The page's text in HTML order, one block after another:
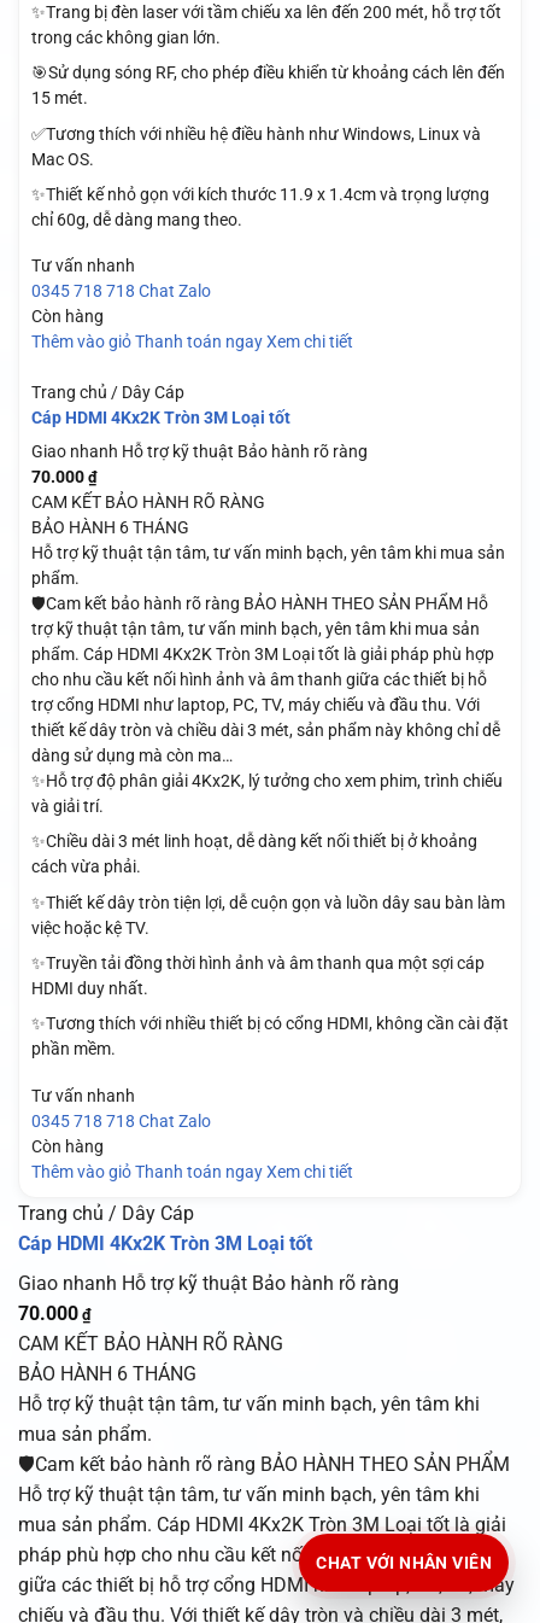
✨Trang bị đèn laser với tầm chiếu xa lên đến 200 mét, hỗ trợ tốt
trong các không gian lớn.
🎯Sử dụng sóng RF, cho phép điều khiển từ khoảng cách lên đến
15 mét.
✅Tương thích với nhiều hệ điều hành như Windows, Linux và
Mac OS.
✨Thiết kế nhỏ gọn với kích thước 11.9 x 1.4cm và trọng lượng
chỉ 60g, dễ dàng mang theo.
Tư vấn nhanh
0345 718 718 Chat Zalo
Còn hàng
Thêm vào giỏ Thanh toán ngay Xem chi tiết
Trang chủ / Dây Cáp
Cáp HDMI 4Kx2K Tròn 3M Loại tốt
Giao nhanh Hỗ trợ kỹ thuật Bảo hành rõ ràng
70.000 ₫
CAM KẾT BẢO HÀNH RÕ RÀNG
BẢO HÀNH 6 THÁNG
Hỗ trợ kỹ thuật tận tâm, tư vấn minh bạch, yên tâm khi mua sản
phẩm.
🛡️Cam kết bảo hành rõ ràng BẢO HÀNH THEO SẢN PHẨM Hỗ
trợ kỹ thuật tận tâm, tư vấn minh bạch, yên tâm khi mua sản
phẩm. Cáp HDMI 4Kx2K Tròn 3M Loại tốt là giải pháp phù hợp
cho nhu cầu kết nối hình ảnh và âm thanh giữa các thiết bị hỗ
trợ cổng HDMI như laptop, PC, TV, máy chiếu và đầu thu. Với
thiết kế dây tròn và chiều dài 3 mét, sản phẩm này không chỉ dễ
dàng sử dụng mà còn ma…
✨Hỗ trợ độ phân giải 4Kx2K, lý tưởng cho xem phim, trình chiếu
và giải trí.
✨Chiều dài 3 mét linh hoạt, dễ dàng kết nối thiết bị ở khoảng
cách vừa phải.
✨Thiết kế dây tròn tiện lợi, dễ cuộn gọn và luồn dây sau bàn làm
việc hoặc kệ TV.
✨Truyền tải đồng thời hình ảnh và âm thanh qua một sợi cáp
HDMI duy nhất.
✨Tương thích với nhiều thiết bị có cổng HDMI, không cần cài đặt
phần mềm.
Tư vấn nhanh
0345 718 718 Chat Zalo
Còn hàng
Thêm vào giỏ Thanh toán ngay Xem chi tiết
Trang chủ / Dây Cáp
Cáp HDMI 4Kx2K Tròn 3M Loại tốt
Giao nhanh Hỗ trợ kỹ thuật Bảo hành rõ ràng
70.000 ₫
CAM KẾT BẢO HÀNH RÕ RÀNG
BẢO HÀNH 6 THÁNG
Hỗ trợ kỹ thuật tận tâm, tư vấn minh bạch, yên tâm khi
mua sản phẩm.
🛡️Cam kết bảo hành rõ ràng BẢO HÀNH THEO SẢN PHẨM
Hỗ trợ kỹ thuật tận tâm, tư vấn minh bạch, yên tâm khi
mua sản phẩm. Cáp HDMI 4Kx2K Tròn 3M Loại tốt là giải
pháp phù hợp cho nhu cầu kết nối hình ảnh và âm thanh
giữa các thiết bị hỗ trợ cổng HDMI như laptop, PC, TV, máy
chiếu và đầu thu. Với thiết kế dây tròn và chiều dài 3 mét,
CHAT VỚI NHÂN VIÊN